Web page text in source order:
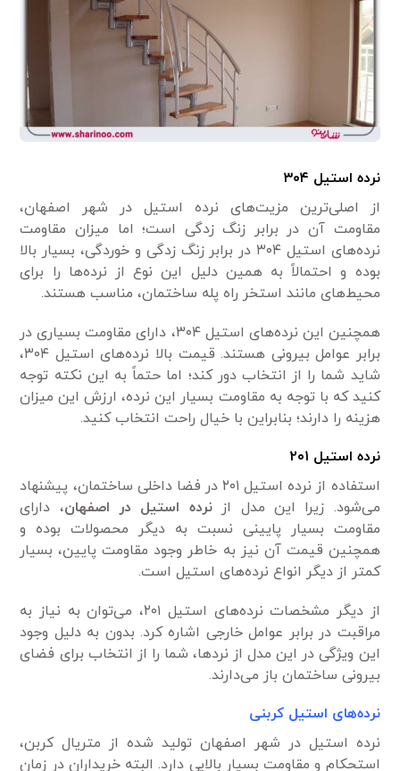
نرده استیل ۳۰۴
از اصلی‌ترین مزیت‌های نرده استیل در شهر اصفهان،
مقاومت آن در برابر زنگ زدگی است؛ اما میزان مقاومت
نرده‌های استیل ۳۰۴ در برابر زنگ زدگی و خوردگی، بسیار بالا
بوده و احتمالاً به همین دلیل این نوع از نرده‌ها را برای
محیط‌های مانند استخر راه پله ساختمان، مناسب هستند.
همچنین این نرده‌های استیل ۳۰۴، دارای مقاومت بسیاری در
برابر عوامل بیرونی هستند. قیمت بالا نرده‌های استیل ۳۰۴،
شاید شما را از انتخاب دور کند؛ اما حتماً به این نکته توجه
کنید که با توجه به مقاومت بسیار این نرده، ارزش این میزان
هزینه را دارند؛ بنابراین با خیال راحت انتخاب کنید.
نرده استیل ۲۰۱
استفاده از نرده استیل ۲۰۱ در فضا داخلی ساختمان، پیشنهاد
می‌شود. زیرا این مدل ازنرده استیل در اصفهان، دارای
مقاومت بسیار پایینی نسبت به دیگر محصولات بوده و
همچنین قیمت آن نیز به خاطر وجود مقاومت پایین، بسیار
کمتر از دیگر انواع نرده‌های استیل است.
از دیگر مشخصات نرده‌های استیل ۲۰۱، می‌توان به نیاز به
مراقبت در برابر عوامل خارجی اشاره کرد. بدون به دلیل وجود
این ویژگی در این مدل از نرد‌ها، شما را از انتخاب برای فضای
بیرونی ساختمان باز می‌دارند.
نرده‌های استیل کربنی
نرده استیل در شهر اصفهان تولید شده از متریال کربن،
استحکام و مقاومت بسیار بالایی دارد. البته خریداران در زمان